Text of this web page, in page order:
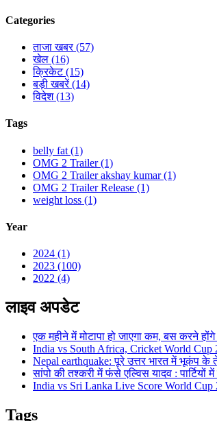
Categories
ताजा खबर (57)
खेल (16)
क्रिकेट (15)
बड़ी खबरें (14)
विदेश (13)
Tags
belly fat (1)
OMG 2 Trailer (1)
OMG 2 Trailer akshay kumar (1)
OMG 2 Trailer Release (1)
weight loss (1)
Year
2024 (1)
2023 (100)
2022 (4)
लाइव अपडेट
एक महीने में मोटापा हो जाएगा कम, बस करने होंगे
India vs South Africa, Cricket World Cup
Nepal earthquake: पूरे उत्तर भारत में भूकंप
सांपो की तश्करी में फंसे एल्विस यादव : पार्टियों
India vs Sri Lanka Live Score World
Tags